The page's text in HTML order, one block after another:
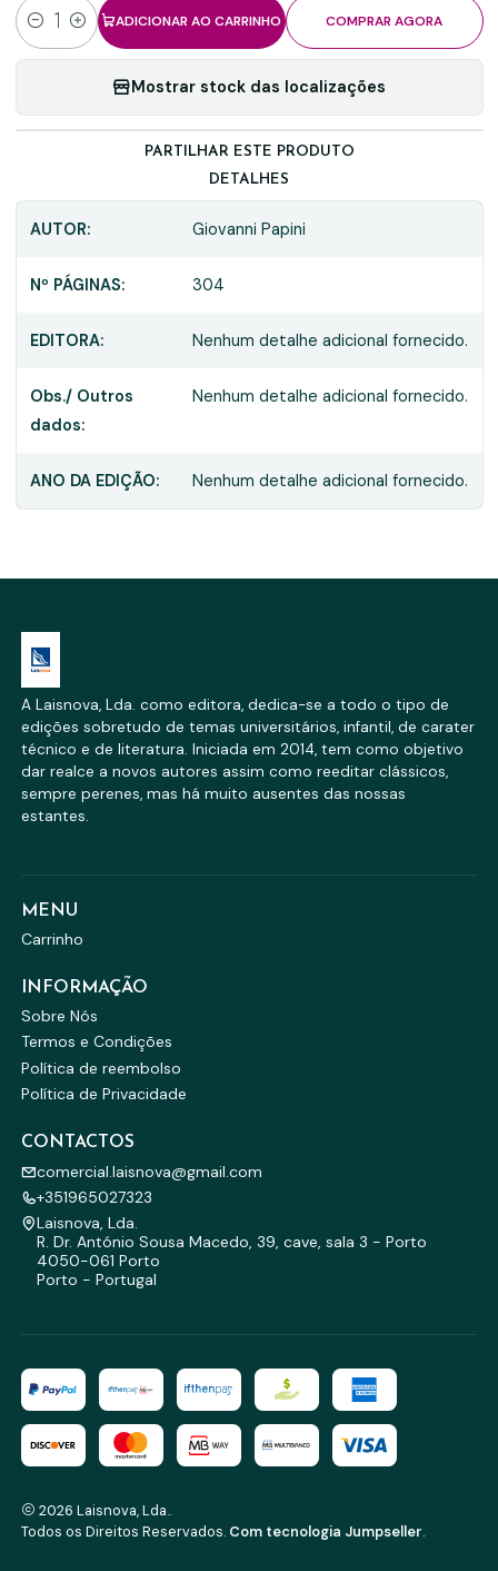
Quantidade
ADICIONAR AO CARRINHO COMPRAR AGORA
Mostrar stock das localizações
PARTILHAR ESTE PRODUTO
DETALHES
AUTOR: Giovanni Papini
Nº PÁGINAS: 304
EDITORA: Nenhum detalhe adicional fornecido.
Obs./ Outros
dados:
Nenhum detalhe adicional fornecido.
ANO DA EDIÇÃO: Nenhum detalhe adicional fornecido.
A Laisnova, Lda. como editora, dedica-se a todo o tipo de
edições sobretudo de temas universitários, infantil, de carater
técnico e de literatura. Iniciada em 2014, tem como objetivo
dar realce a novos autores assim como reeditar clássicos,
sempre perenes, mas há muito ausentes das nossas
estantes.
MENU
Carrinho
INFORMAÇÃO
Sobre Nós
Termos e Condições
Política de reembolso
Política de Privacidade
CONTACTOS
comercial.laisnova@gmail.com
+351965027323
Laisnova, Lda.
R. Dr. António Sousa Macedo, 39, cave, sala 3 - Porto
4050-061 Porto
Porto - Portugal
2026 Laisnova, Lda..
Todos os Direitos Reservados. Com tecnologia Jumpseller.